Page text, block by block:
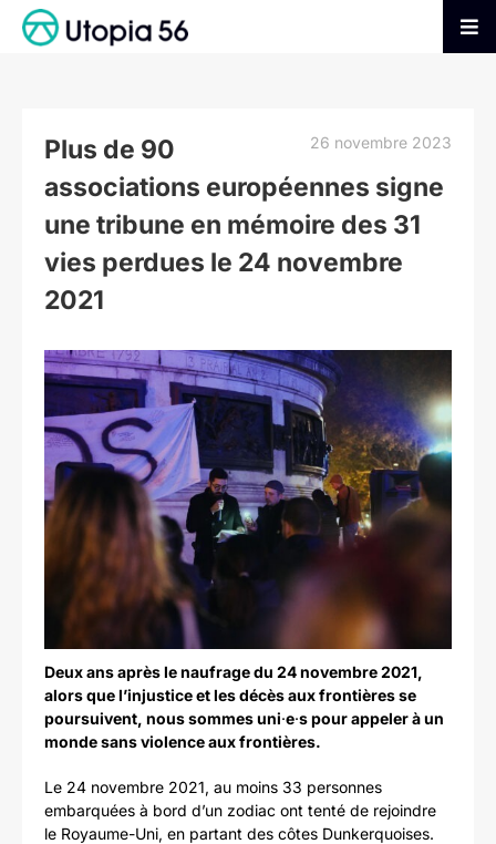
Passer
S’INFORMER
ADHÉRER
FAIRE UN DON
26 novembre 2023
Plus de 90
associations européennes signe
une tribune en mémoire des 31
vies perdues le 24 novembre
2021
Voir
l'image
agrandie
Deux ans après le naufrage du 24 novembre 2021,
alors que l’injustice et les décès aux frontières se
poursuivent, nous sommes uni·e·s pour appeler à un
monde sans violence aux frontières.
Le 24 novembre 2021, au moins 33 personnes
embarquées à bord d’un zodiac ont tenté de rejoindre
le Royaume-Uni, en partant des côtes Dunkerquoises.